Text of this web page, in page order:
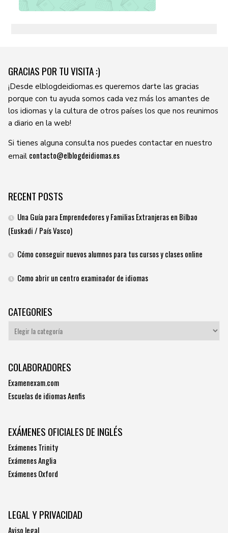
GRACIAS POR TU VISITA :)
¡Desde elblogdeidiomas.es queremos darte las gracias
porque con tu ayuda somos cada vez más los amantes de
los idiomas y la cultura de otros países los que nos reunimos
a diario en la web!
Si tienes alguna consulta nos puedes contactar en nuestro
email contacto@elblogdeidiomas.es
RECENT POSTS
Una Guía para Emprendedores y Familias Extranjeras en Bilbao
(Euskadi / País Vasco)
Cómo conseguir nuevos alumnos para tus cursos y clases online
Como abrir un centro examinador de idiomas
CATEGORIES
Categories
COLABORADORES
Examenexam.com
Escuelas de idiomas Aenfis
EXÁMENES OFICIALES DE INGLÉS
Exámenes Trinity
Exámenes Anglia
Exámenes Oxford
LEGAL Y PRIVACIDAD
Aviso legal